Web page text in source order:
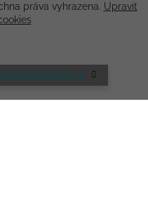
NA ESHOPU 🌸
práva vyhrazena. Upravit